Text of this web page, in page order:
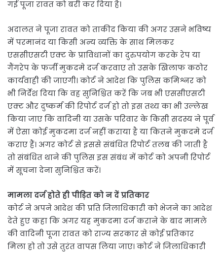
गई पूजा रावत को बरी कर दिया है।
अदालत ने पूजा रावत को ताकीद किया की अगर उसने भविष्य
में परमानंद या किसी अन्य व्यक्ति के साथ मिलकर
एससीएसटी एक्ट के प्राविधानों का दुरुपयोग करके रेप या
गैंगरेप के फर्जी मुकदमे दर्ज करवाए तो उसके खिलाफ कठोर
कार्यवाही की जाएगी। कोर्ट ने आदेश कि पुलिस कमिश्नर को
भी निर्देश दिया कि वह सुनिश्चित करें कि जब भी एससीएसटी
एक्ट और दुष्कर्म की रिपोर्ट दर्ज हो तो इस तथ्य का भी उल्लेख
किया जाए कि वादिनी या उसके परिवार के किसी सदस्य ने पूर्व
में ऐसा कोई मुकदमा दर्ज नहीं कराया है या कितने मुकदमे दर्ज
कराए हैं। अगर कोर्ट से इससे संबंधित रिपोर्ट तलब की जाती है
तो संबंधित थाने की पुलिस इस संबंध में कोर्ट को अपनी रिपोर्ट
में सूचना देना सुनिश्चित करें।
मामला दर्ज होते ही पीड़ित को न दें प्रतिकार
कोर्ट ने अपने आदेश की प्रति जिलाधिकारी को भेजने का आदेश
देते हुए कहा कि अगर यह मुकदमा दर्ज कराने के बाद मामले
की वादिनी पूजा रावत को राज्य सरकार से कोई प्रतिकार
मिला हो तो उसे तुरंत वापस लिया जाए। कोर्ट ने जिलाधिकारी